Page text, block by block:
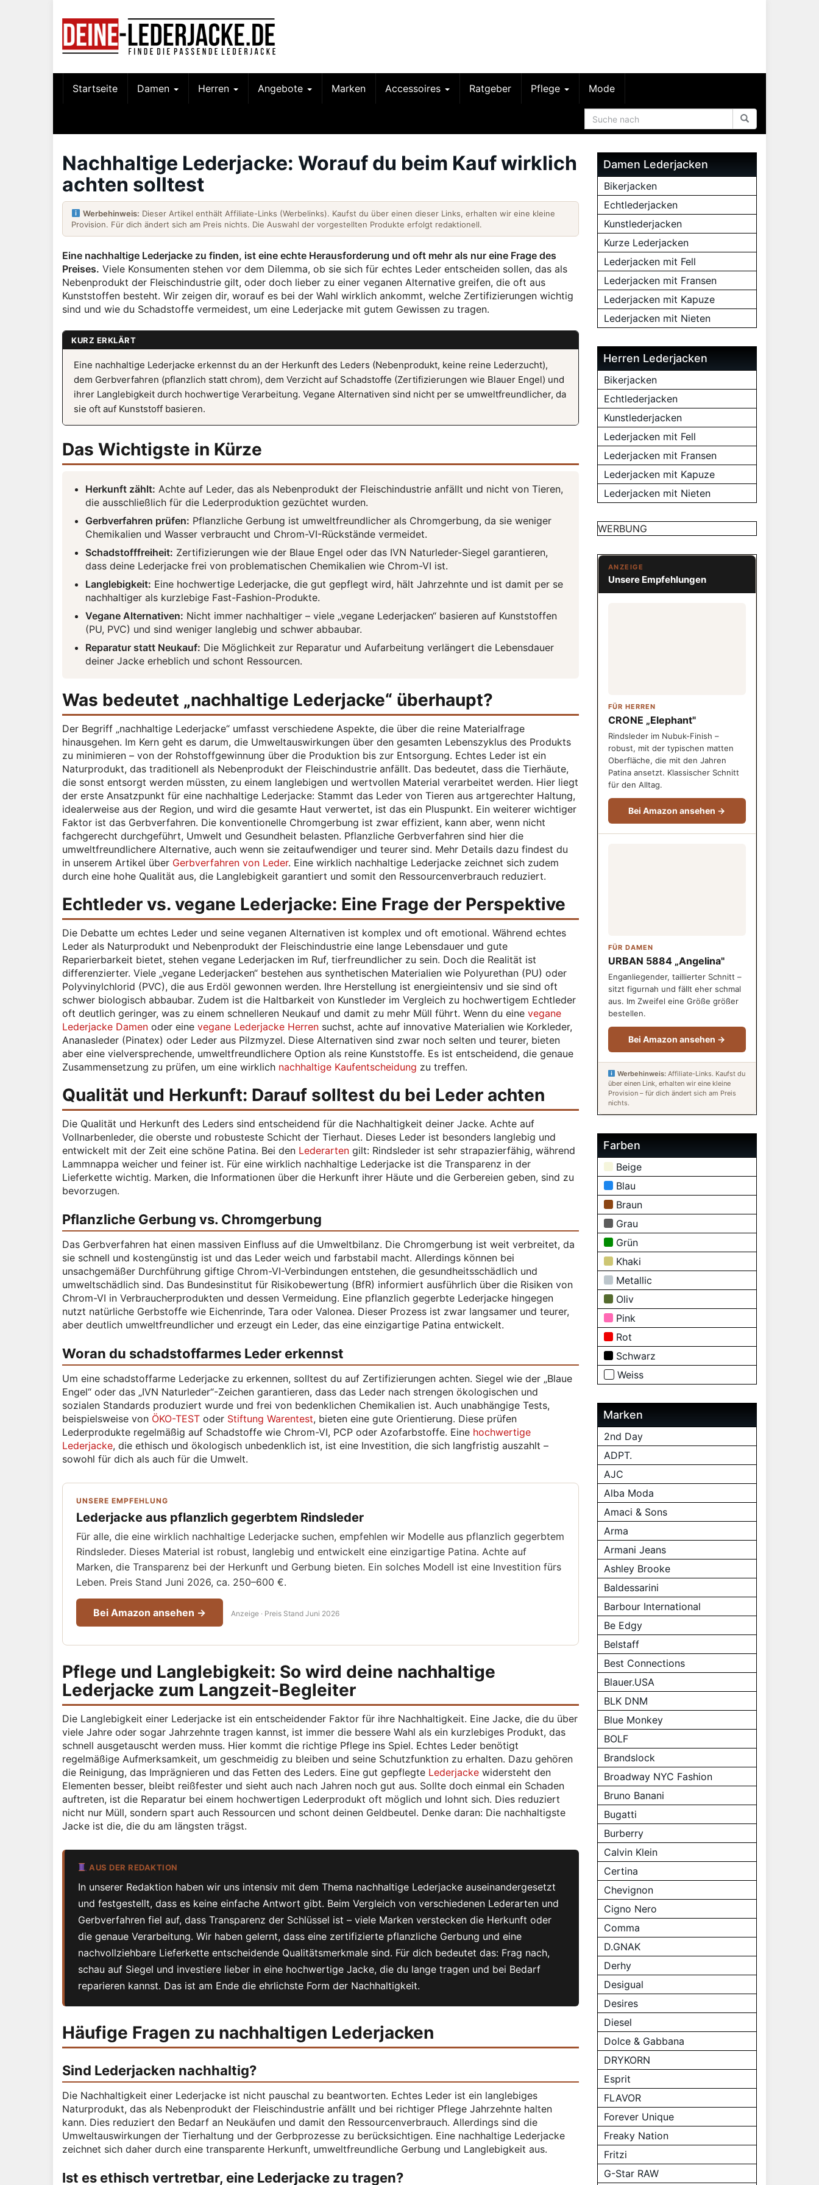
Startseite Damen Herren Angebote Marken Accessoires Ratgeber Pflege Mode
Nachhaltige Lederjacke: Worauf du beim Kauf wirklich
achten solltest
Werbehinweis: Dieser Artikel enthält Affiliate-Links (Werbelinks). Kaufst du über einen dieser Links, erhalten wir eine kleine
Provision. Für dich ändert sich am Preis nichts. Die Auswahl der vorgestellten Produkte erfolgt redaktionell.
Eine nachhaltige Lederjacke zu finden, ist eine echte Herausforderung und oft mehr als nur eine Frage des
Preises. Viele Konsumenten stehen vor dem Dilemma, ob sie sich für echtes Leder entscheiden sollen, das als
Nebenprodukt der Fleischindustrie gilt, oder doch lieber zu einer veganen Alternative greifen, die oft aus
Kunststoffen besteht. Wir zeigen dir, worauf es bei der Wahl wirklich ankommt, welche Zertifizierungen wichtig
sind und wie du Schadstoffe vermeidest, um eine Lederjacke mit gutem Gewissen zu tragen.
KURZ ERKLÄRT
Eine nachhaltige Lederjacke erkennst du an der Herkunft des Leders (Nebenprodukt, keine reine Lederzucht),
dem Gerbverfahren (pflanzlich statt chrom), dem Verzicht auf Schadstoffe (Zertifizierungen wie Blauer Engel) und
ihrer Langlebigkeit durch hochwertige Verarbeitung. Vegane Alternativen sind nicht per se umweltfreundlicher, da
sie oft auf Kunststoff basieren.
Das Wichtigste in Kürze
Herkunft zählt: Achte auf Leder, das als Nebenprodukt der Fleischindustrie anfällt und nicht von Tieren,
die ausschließlich für die Lederproduktion gezüchtet wurden.
Gerbverfahren prüfen: Pflanzliche Gerbung ist umweltfreundlicher als Chromgerbung, da sie weniger
Chemikalien und Wasser verbraucht und Chrom-VI-Rückstände vermeidet.
Schadstofffreiheit: Zertifizierungen wie der Blaue Engel oder das IVN Naturleder-Siegel garantieren,
dass deine Lederjacke frei von problematischen Chemikalien wie Chrom-VI ist.
Langlebigkeit: Eine hochwertige Lederjacke, die gut gepflegt wird, hält Jahrzehnte und ist damit per se
nachhaltiger als kurzlebige Fast-Fashion-Produkte.
Vegane Alternativen: Nicht immer nachhaltiger – viele „vegane Lederjacken“ basieren auf Kunststoffen
(PU, PVC) und sind weniger langlebig und schwer abbaubar.
Reparatur statt Neukauf: Die Möglichkeit zur Reparatur und Aufarbeitung verlängert die Lebensdauer
deiner Jacke erheblich und schont Ressourcen.
Was bedeutet „nachhaltige Lederjacke“ überhaupt?
Der Begriff „nachhaltige Lederjacke“ umfasst verschiedene Aspekte, die über die reine Materialfrage
hinausgehen. Im Kern geht es darum, die Umweltauswirkungen über den gesamten Lebenszyklus des Produkts
zu minimieren – von der Rohstoffgewinnung über die Produktion bis zur Entsorgung. Echtes Leder ist ein
Naturprodukt, das traditionell als Nebenprodukt der Fleischindustrie anfällt. Das bedeutet, dass die Tierhäute,
die sonst entsorgt werden müssten, zu einem langlebigen und wertvollen Material verarbeitet werden. Hier liegt
der erste Ansatzpunkt für eine nachhaltige Lederjacke: Stammt das Leder von Tieren aus artgerechter Haltung,
idealerweise aus der Region, und wird die gesamte Haut verwertet, ist das ein Pluspunkt. Ein weiterer wichtiger
Faktor ist das Gerbverfahren. Die konventionelle Chromgerbung ist zwar effizient, kann aber, wenn nicht
fachgerecht durchgeführt, Umwelt und Gesundheit belasten. Pflanzliche Gerbverfahren sind hier die
umweltfreundlichere Alternative, auch wenn sie zeitaufwendiger und teurer sind. Mehr Details dazu findest du
in unserem Artikel über Gerbverfahren von Leder. Eine wirklich nachhaltige Lederjacke zeichnet sich zudem
durch eine hohe Qualität aus, die Langlebigkeit garantiert und somit den Ressourcenverbrauch reduziert.
Echtleder vs. vegane Lederjacke: Eine Frage der Perspektive
Die Debatte um echtes Leder und seine veganen Alternativen ist komplex und oft emotional. Während echtes
Leder als Naturprodukt und Nebenprodukt der Fleischindustrie eine lange Lebensdauer und gute
Reparierbarkeit bietet, stehen vegane Lederjacken im Ruf, tierfreundlicher zu sein. Doch die Realität ist
differenzierter. Viele „vegane Lederjacken“ bestehen aus synthetischen Materialien wie Polyurethan (PU) oder
Polyvinylchlorid (PVC), die aus Erdöl gewonnen werden. Ihre Herstellung ist energieintensiv und sie sind oft
schwer biologisch abbaubar. Zudem ist die Haltbarkeit von Kunstleder im Vergleich zu hochwertigem Echtleder
oft deutlich geringer, was zu einem schnelleren Neukauf und damit zu mehr Müll führt. Wenn du eine vegane
Lederjacke Damen oder eine vegane Lederjacke Herren suchst, achte auf innovative Materialien wie Korkleder,
Ananasleder (Pinatex) oder Leder aus Pilzmyzel. Diese Alternativen sind zwar noch selten und teurer, bieten
aber eine vielversprechende, umweltfreundlichere Option als reine Kunststoffe. Es ist entscheidend, die genaue
Zusammensetzung zu prüfen, um eine wirklich nachhaltige Kaufentscheidung zu treffen.
Qualität und Herkunft: Darauf solltest du bei Leder achten
Die Qualität und Herkunft des Leders sind entscheidend für die Nachhaltigkeit deiner Jacke. Achte auf
Vollnarbenleder, die oberste und robusteste Schicht der Tierhaut. Dieses Leder ist besonders langlebig und
entwickelt mit der Zeit eine schöne Patina. Bei den Lederarten gilt: Rindsleder ist sehr strapazierfähig, während
Lammnappa weicher und feiner ist. Für eine wirklich nachhaltige Lederjacke ist die Transparenz in der
Lieferkette wichtig. Marken, die Informationen über die Herkunft ihrer Häute und die Gerbereien geben, sind zu
bevorzugen.
Pflanzliche Gerbung vs. Chromgerbung
Das Gerbverfahren hat einen massiven Einfluss auf die Umweltbilanz. Die Chromgerbung ist weit verbreitet, da
sie schnell und kostengünstig ist und das Leder weich und farbstabil macht. Allerdings können bei
unsachgemäßer Durchführung giftige Chrom-VI-Verbindungen entstehen, die gesundheitsschädlich und
umweltschädlich sind. Das Bundesinstitut für Risikobewertung (BfR) informiert ausführlich über die Risiken von
Chrom-VI in Verbraucherprodukten und dessen Vermeidung. Eine pflanzlich gegerbte Lederjacke hingegen
nutzt natürliche Gerbstoffe wie Eichenrinde, Tara oder Valonea. Dieser Prozess ist zwar langsamer und teurer,
aber deutlich umweltfreundlicher und erzeugt ein Leder, das eine einzigartige Patina entwickelt.
Woran du schadstoffarmes Leder erkennst
Um eine schadstoffarme Lederjacke zu erkennen, solltest du auf Zertifizierungen achten. Siegel wie der „Blaue
Engel“ oder das „IVN Naturleder“-Zeichen garantieren, dass das Leder nach strengen ökologischen und
sozialen Standards produziert wurde und frei von bedenklichen Chemikalien ist. Auch unabhängige Tests,
beispielsweise von ÖKO-TEST oder Stiftung Warentest, bieten eine gute Orientierung. Diese prüfen
Lederprodukte regelmäßig auf Schadstoffe wie Chrom-VI, PCP oder Azofarbstoffe. Eine hochwertige
Lederjacke, die ethisch und ökologisch unbedenklich ist, ist eine Investition, die sich langfristig auszahlt –
sowohl für dich als auch für die Umwelt.
UNSERE EMPFEHLUNG
Lederjacke aus pflanzlich gegerbtem Rindsleder
Für alle, die eine wirklich nachhaltige Lederjacke suchen, empfehlen wir Modelle aus pflanzlich gegerbtem
Rindsleder. Dieses Material ist robust, langlebig und entwickelt eine einzigartige Patina. Achte auf
Marken, die Transparenz bei der Herkunft und Gerbung bieten. Ein solches Modell ist eine Investition fürs
Leben. Preis Stand Juni 2026, ca. 250–600 €.
Bei Amazon ansehen → Anzeige · Preis Stand Juni 2026
Pflege und Langlebigkeit: So wird deine nachhaltige
Lederjacke zum Langzeit-Begleiter
Die Langlebigkeit einer Lederjacke ist ein entscheidender Faktor für ihre Nachhaltigkeit. Eine Jacke, die du über
viele Jahre oder sogar Jahrzehnte tragen kannst, ist immer die bessere Wahl als ein kurzlebiges Produkt, das
schnell ausgetauscht werden muss. Hier kommt die richtige Pflege ins Spiel. Echtes Leder benötigt
regelmäßige Aufmerksamkeit, um geschmeidig zu bleiben und seine Schutzfunktion zu erhalten. Dazu gehören
die Reinigung, das Imprägnieren und das Fetten des Leders. Eine gut gepflegte Lederjacke widersteht den
Elementen besser, bleibt reißfester und sieht auch nach Jahren noch gut aus. Sollte doch einmal ein Schaden
auftreten, ist die Reparatur bei einem hochwertigen Lederprodukt oft möglich und lohnt sich. Dies reduziert
nicht nur Müll, sondern spart auch Ressourcen und schont deinen Geldbeutel. Denke daran: Die nachhaltigste
Jacke ist die, die du am längsten trägst.
AUS DER REDAKTION
In unserer Redaktion haben wir uns intensiv mit dem Thema nachhaltige Lederjacke auseinandergesetzt
und festgestellt, dass es keine einfache Antwort gibt. Beim Vergleich von verschiedenen Lederarten und
Gerbverfahren fiel auf, dass Transparenz der Schlüssel ist – viele Marken verstecken die Herkunft oder
die genaue Verarbeitung. Wir haben gelernt, dass eine zertifizierte pflanzliche Gerbung und eine
nachvollziehbare Lieferkette entscheidende Qualitätsmerkmale sind. Für dich bedeutet das: Frag nach,
schau auf Siegel und investiere lieber in eine hochwertige Jacke, die du lange tragen und bei Bedarf
reparieren kannst. Das ist am Ende die ehrlichste Form der Nachhaltigkeit.
Häufige Fragen zu nachhaltigen Lederjacken
Sind Lederjacken nachhaltig?
Die Nachhaltigkeit einer Lederjacke ist nicht pauschal zu beantworten. Echtes Leder ist ein langlebiges
Naturprodukt, das als Nebenprodukt der Fleischindustrie anfällt und bei richtiger Pflege Jahrzehnte halten
kann. Dies reduziert den Bedarf an Neukäufen und damit den Ressourcenverbrauch. Allerdings sind die
Umweltauswirkungen der Tierhaltung und der Gerbprozesse zu berücksichtigen. Eine nachhaltige Lederjacke
zeichnet sich daher durch eine transparente Herkunft, umweltfreundliche Gerbung und Langlebigkeit aus.
Ist es ethisch vertretbar, eine Lederjacke zu tragen?
Damen Lederjacken
Bikerjacken
Echtlederjacken
Kunstlederjacken
Kurze Lederjacken
Lederjacken mit Fell
Lederjacken mit Fransen
Lederjacken mit Kapuze
Lederjacken mit Nieten
Herren Lederjacken
Bikerjacken
Echtlederjacken
Kunstlederjacken
Lederjacken mit Fell
Lederjacken mit Fransen
Lederjacken mit Kapuze
Lederjacken mit Nieten
WERBUNG
ANZEIGE
Unsere Empfehlungen
FÜR HERREN
CRONE „Elephant"
Rindsleder im Nubuk-Finish –
robust, mit der typischen matten
Oberfläche, die mit den Jahren
Patina ansetzt. Klassischer Schnitt
für den Alltag.
Bei Amazon ansehen →
FÜR DAMEN
URBAN 5884 „Angelina"
Enganliegender, taillierter Schnitt –
sitzt figurnah und fällt eher schmal
aus. Im Zweifel eine Größe größer
bestellen.
Bei Amazon ansehen →
Werbehinweis: Affiliate-Links. Kaufst du
über einen Link, erhalten wir eine kleine
Provision – für dich ändert sich am Preis
nichts.
Farben
Beige
Blau
Braun
Grau
Grün
Khaki
Metallic
Oliv
Pink
Rot
Schwarz
Weiss
Marken
2nd Day
ADPT.
AJC
Alba Moda
Amaci & Sons
Arma
Armani Jeans
Ashley Brooke
Baldessarini
Barbour International
Be Edgy
Belstaff
Best Connections
Blauer.USA
BLK DNM
Blue Monkey
BOLF
Brandslock
Broadway NYC Fashion
Bruno Banani
Bugatti
Burberry
Calvin Klein
Certina
Chevignon
Cigno Nero
Comma
D.GNAK
Derhy
Desigual
Desires
Diesel
Dolce & Gabbana
DRYKORN
Esprit
FLAVOR
Forever Unique
Freaky Nation
Fritzi
G-Star RAW